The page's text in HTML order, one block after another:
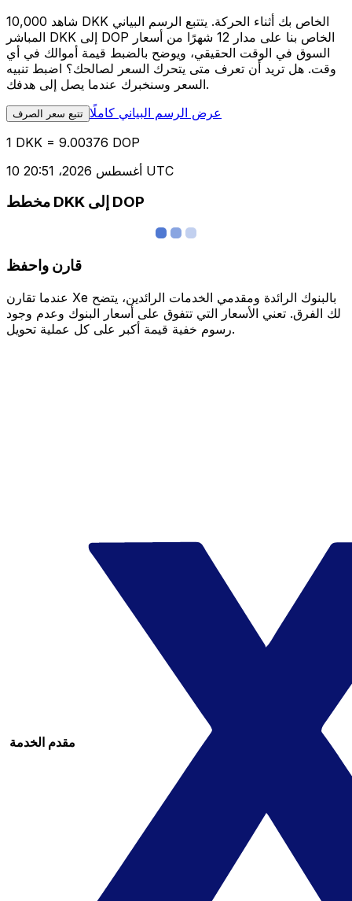
شاهد 10,000 DKK الخاص بك أثناء الحركة. يتتبع الرسم البياني
المباشر DKK إلى DOP الخاص بنا على مدار 12 شهرًا من أسعار
السوق في الوقت الحقيقي، ويوضح بالضبط قيمة أموالك في أي
وقت. هل تريد أن تعرف متى يتحرك السعر لصالحك؟ اضبط تنبيه
السعر وسنخبرك عندما يصل إلى هدفك.
تتبع سعر الصرف عرض الرسم البياني كاملًا
1 DKK = 9.00376 DOP
10 أغسطس 2026، 20:51 UTC
مخطط DKK إلى DOP
قارن واحفظ
عندما تقارن Xe بالبنوك الرائدة ومقدمي الخدمات الرائدين، يتضح
لك الفرق. تعني الأسعار التي تتفوق على أسعار البنوك وعدم وجود
رسوم خفية قيمة أكبر على كل عملية تحويل.
مقدم الخدمة